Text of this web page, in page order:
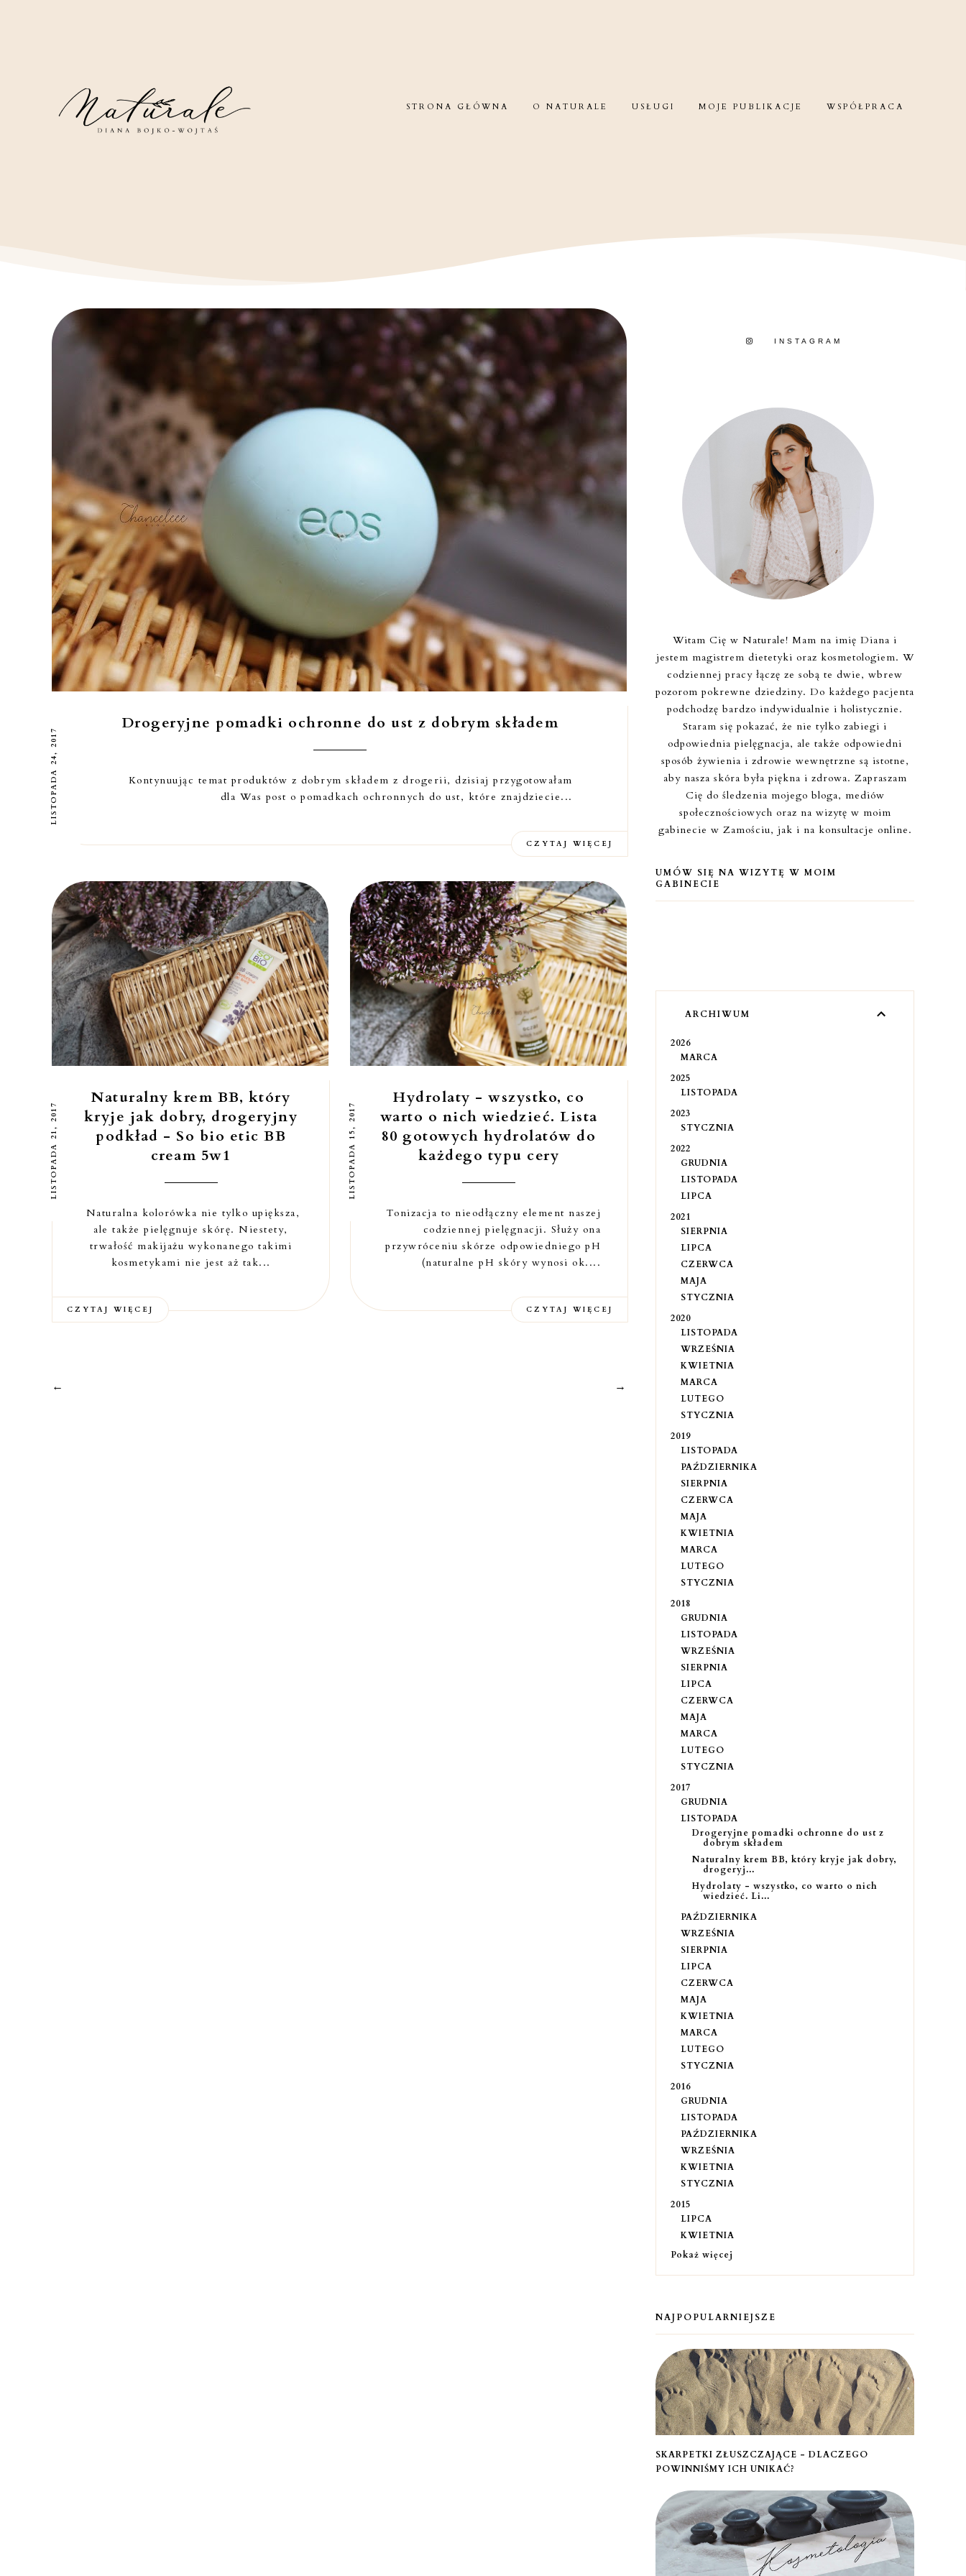
STRONA GŁÓWNA O NATURALE USŁUGI MOJE PUBLIKACJE WSPÓŁPRACA
LISTOPADA 24, 2017
Drogeryjne pomadki ochronne do ust z dobrym składem
Kontynuując temat produktów z dobrym składem z drogerii, dzisiaj przygotowałam
dla Was post o pomadkach ochronnych do ust, które znajdziecie...
CZYTAJ WIĘCEJ
LISTOPADA 21, 2017
Naturalny krem BB, który
kryje jak dobry, drogeryjny
podkład - So bio etic BB
cream 5w1
Naturalna kolorówka nie tylko upiększa,
ale także pielęgnuje skórę. Niestety,
trwałość makijażu wykonanego takimi
kosmetykami nie jest aż tak...
CZYTAJ WIĘCEJ
LISTOPADA 15, 2017
Hydrolaty - wszystko, co
warto o nich wiedzieć. Lista
80 gotowych hydrolatów do
każdego typu cery
Tonizacja to nieodłączny element naszej
codziennej pielęgnacji. Służy ona
przywróceniu skórze odpowiedniego pH
(naturalne pH skóry wynosi ok....
CZYTAJ WIĘCEJ
← →
INSTAGRAM
Witam Cię w Naturale! Mam na imię Diana i
jestem magistrem dietetyki oraz kosmetologiem. W
codziennej pracy łączę ze sobą te dwie, wbrew
pozorom pokrewne dziedziny. Do każdego pacjenta
podchodzę bardzo indywidualnie i holistycznie.
Staram się pokazać, że nie tylko zabiegi i
odpowiednia pielęgnacja, ale także odpowiedni
sposób żywienia i zdrowie wewnętrzne są istotne,
aby nasza skóra była piękna i zdrowa. Zapraszam
Cię do śledzenia mojego bloga, mediów
społecznościowych oraz na wizytę w moim
gabinecie w Zamościu, jak i na konsultacje online.
UMÓW SIĘ NA WIZYTĘ W MOIM
GABINECIE
ARCHIWUM
2026
MARCA
2025
LISTOPADA
2023
STYCZNIA
2022
GRUDNIA
LISTOPADA
LIPCA
2021
SIERPNIA
LIPCA
CZERWCA
MAJA
STYCZNIA
2020
LISTOPADA
WRZEŚNIA
KWIETNIA
MARCA
LUTEGO
STYCZNIA
2019
LISTOPADA
PAŹDZIERNIKA
SIERPNIA
CZERWCA
MAJA
KWIETNIA
MARCA
LUTEGO
STYCZNIA
2018
GRUDNIA
LISTOPADA
WRZEŚNIA
SIERPNIA
LIPCA
CZERWCA
MAJA
MARCA
LUTEGO
STYCZNIA
2017
GRUDNIA
LISTOPADA
Drogeryjne pomadki ochronne do ust z
dobrym składem
Naturalny krem BB, który kryje jak dobry,
drogeryj...
Hydrolaty - wszystko, co warto o nich
wiedzieć. Li...
PAŹDZIERNIKA
WRZEŚNIA
SIERPNIA
LIPCA
CZERWCA
MAJA
KWIETNIA
MARCA
LUTEGO
STYCZNIA
2016
GRUDNIA
LISTOPADA
PAŹDZIERNIKA
WRZEŚNIA
KWIETNIA
STYCZNIA
2015
LIPCA
KWIETNIA
Pokaż więcej
NAJPOPULARNIEJSZE
SKARPETKI ZŁUSZCZAJĄCE - DLACZEGO
POWINNIŚMY ICH UNIKAĆ?